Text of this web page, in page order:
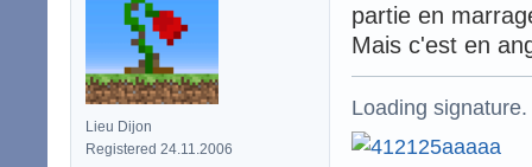
Lieu Dijon
Registered 24.11.2006
partie en
Mais c'est en
Loading signature.